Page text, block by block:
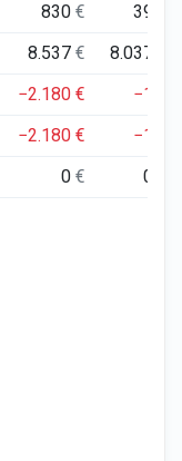
830€ 39
8.537€ 8.037
−2.180€ −1
−2.180€ −1
0€ 0